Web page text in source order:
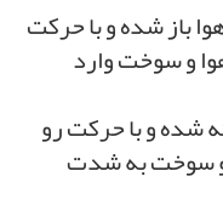
باز شده و با حرکت
و سوخت وارد
شده و با حرکت رو
و سوخت به شدت